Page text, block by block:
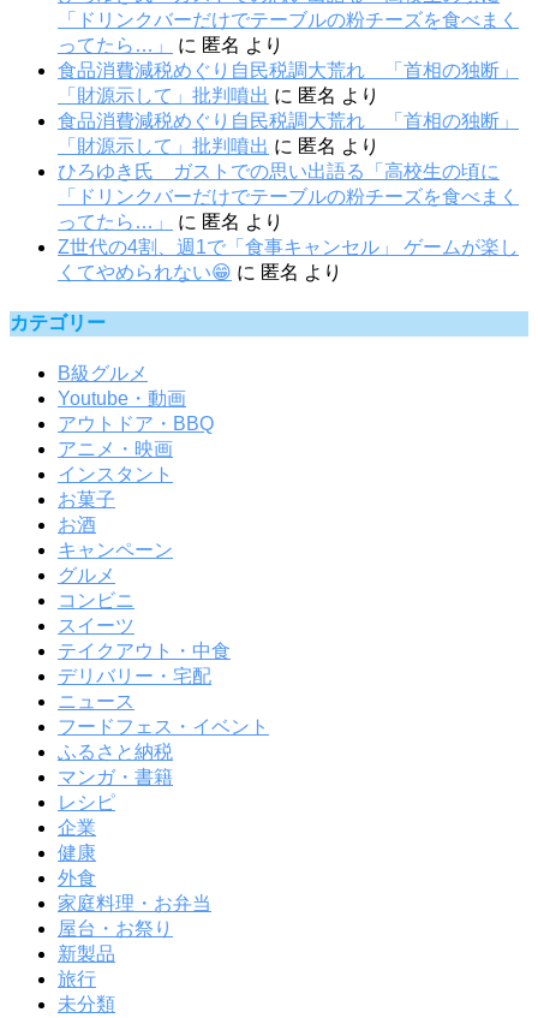
「ドリンクバーだけでテーブルの粉チーズを食べまく
ってたら…」
に 匿名 より
食品消費減税めぐり自民税調大荒れ 「首相の独断」
「財源示して」批判噴出 に 匿名 より
食品消費減税めぐり自民税調大荒れ 「首相の独断」
「財源示して」批判噴出 に 匿名 より
ひろゆき氏 ガストでの思い出語る「高校生の頃に
「ドリンクバーだけでテーブルの粉チーズを食べまく
ってたら…」
に 匿名 より
Z世代の4割、週1で「食事キャンセル」 ゲームが楽し
くてやめられない😁 に 匿名 より
カテゴリー
B級グルメ
Youtube・動画
アウトドア・BBQ
アニメ・映画
インスタント
お菓子
お酒
キャンペーン
グルメ
コンビニ
スイーツ
テイクアウト・中食
デリバリー・宅配
ニュース
フードフェス・イベント
ふるさと納税
マンガ・書籍
レシピ
企業
健康
外食
家庭料理・お弁当
屋台・お祭り
新製品
旅行
未分類